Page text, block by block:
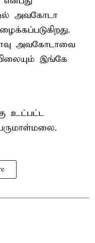
அவகோடா
அவகோடாவை
இங்கே
உட்பட்ட